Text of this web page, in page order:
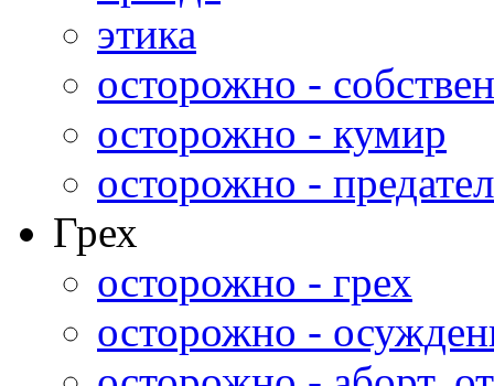
этика
осторожно -
осторожно - кумир
осторожно -
Грех
осторожно - грех
осторожно -